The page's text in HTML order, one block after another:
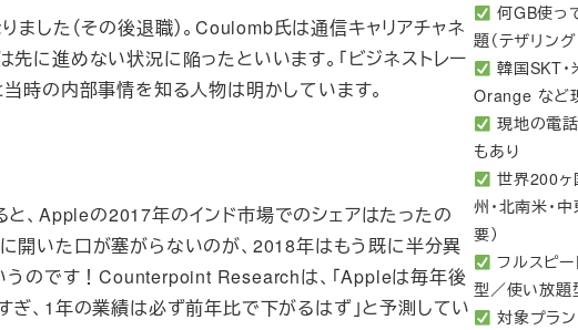
た（その後退職）。Coulomb氏は通信キャリアチャネ
に進めない状況に陥ったといいます。「ビジネストレー
時の内部事情を知る人物は明かしています。
、Appleの2017年のインド市場でのシェアはたったの
開いた口が塞がらないのが、2018年はもう既に半分異
のです！Counterpoint Researchは、「Appleは毎年後
、1年の業績は必ず前年比で下がるはず」と予測してい
何GB使っ
題（テザリン
韓国SKT・
Orange など
現地の電
もあり
世界200ヶ
州・北南米・
要）
フルスピ
型／使い放題
対象プラン